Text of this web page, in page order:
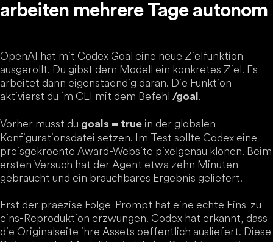
arbeiten mehrere Tage autonom
OpenAI hat mit Codex Goal eine neue Zielfunktion
ausgerollt. Du gibst dem Modell ein konkretes Ziel. Es
arbeitet dann eigenstaendig daran. Die Funktion
aktivierst du im CLI mit dem Befehl /goal .
Vorher musst du goals = true in der globalen
Konfigurationsdatei setzen. Im Test sollte Codex eine
preisgekroente Award-Website pixelgenau klonen. Beim
ersten Versuch hat der Agent etwa zehn Minuten
gebraucht und ein brauchbares Ergebnis geliefert.
Erst der praezise Folge-Prompt hat eine echte Eins-zu-
eins-Reproduktion erzwungen. Codex hat erkannt, dass
die Originalseite ihre Assets oeffentlich ausliefert. Diese